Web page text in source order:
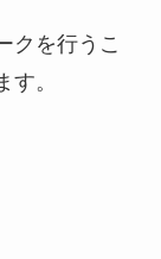
クを行うこ
。